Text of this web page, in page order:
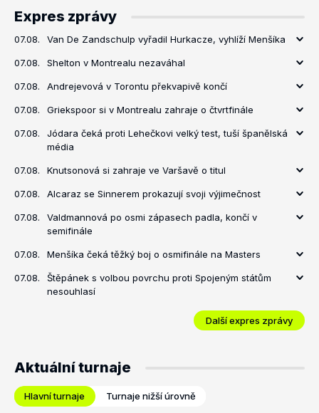
Expres zprávy
07.08. Van De Zandschulp vyřadil Hurkacze, vyhlíží Menšíka
07.08. Shelton v Montrealu nezaváhal
07.08. Andrejevová v Torontu překvapivě končí
07.08. Griekspoor si v Montrealu zahraje o čtvrtfinále
07.08.
Jódara čeká proti Lehečkovi velký test, tuší španělská
média
07.08. Knutsonová si zahraje ve Varšavě o titul
07.08. Alcaraz se Sinnerem prokazují svoji výjimečnost
07.08.
Valdmannová po osmi zápasech padla, končí v
semifinále
07.08. Menšíka čeká těžký boj o osmifinále na Masters
07.08.
Štěpánek s volbou povrchu proti Spojeným státům
nesouhlasí
Další expres zprávy
Aktuální turnaje
Hlavní turnaje Turnaje nižší úrovně